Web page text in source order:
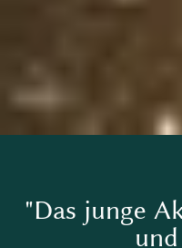
"Das junge